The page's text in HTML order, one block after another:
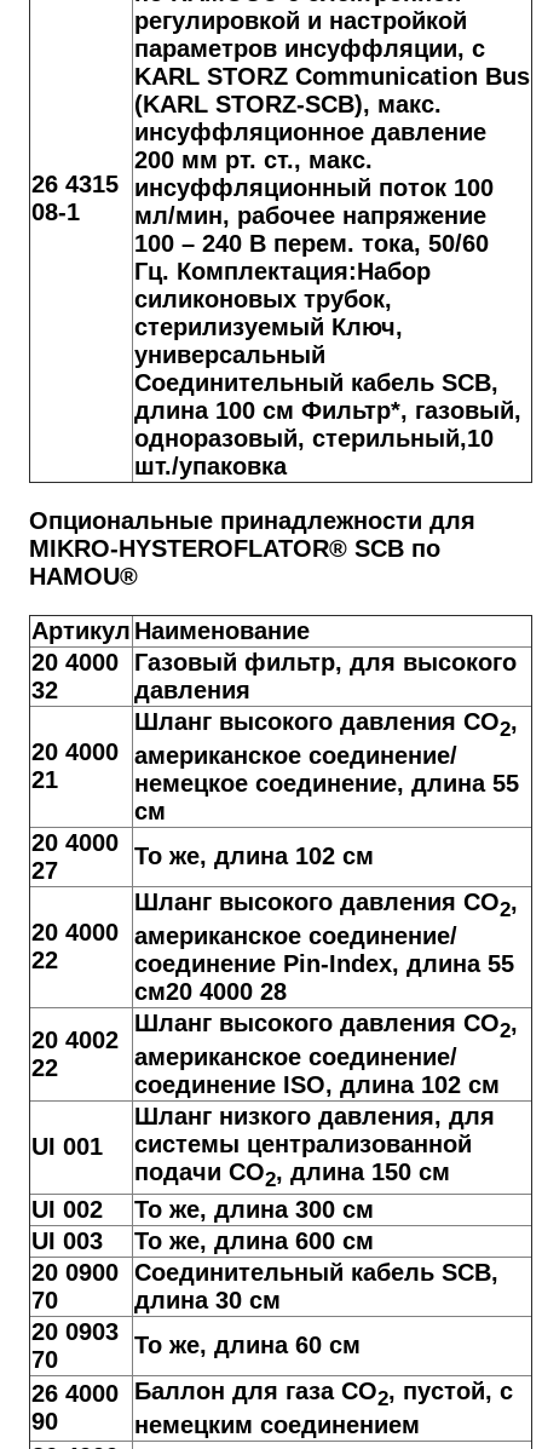
26 4315
08-1
регулировкой и настройкой
параметров инсуффляции, с
KARL STORZ Communication Bus
(KARL STORZ-SCB), макс.
инсуффляционное давление
200 мм рт. ст., макс.
инсуффляционный поток 100
мл/мин, рабочее напряжение
100 – 240 В перем. тока, 50/60
Гц. Комплектация:Набор
силиконовых трубок,
стерилизуемый Ключ,
универсальный
Соединительный кабель SCB,
длина 100 см Фильтр*, газовый,
одноразовый, стерильный,10
шт./упаковка
Опциональные принадлежности для
MIKRO-HYSTEROFLATOR® SCB по
HAMOU®
Артикул Наименование
20 4000
32
Газовый фильтр, для высокого
давления
20 4000
21
Шланг высокого давления CO2,
американское соединение/
немецкое соединение, длина 55
см
20 4000
27
То же, длина 102 см
20 4000
22
Шланг высокого давления CO2,
американское соединение/
соединение Pin-Index, длина 55
см20 4000 28
20 4002
22
Шланг высокого давления CO2,
американское соединение/
соединение ISO, длина 102 см
UI 001
Шланг низкого давления, для
системы централизованной
подачи CO2, длина 150 см
UI 002
То же, длина 300 см
UI 003
То же, длина 600 см
20 0900
70
Соединительный кабель SCB,
длина 30 см
20 0903
70
То же, длина 60 см
26 4000
90
Баллон для газа CO2, пустой, с
немецким соединением